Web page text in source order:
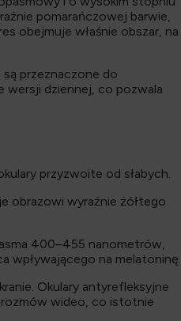
pomarańczowej barwie,
obejmuje właśnie obszar, na
przeznaczone do
wersji dziennej, co pozwala
przyzwoite od słabych.
obrazowi wyraźnie żółtego
400–455 nanometrów,
wpływającego na melatoninę.
Okulary antyrefleksyjne
rozmów wideo, co istotnie